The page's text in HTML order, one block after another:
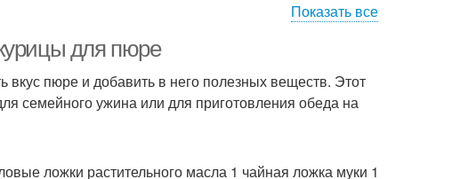
Показать все
для пюре
вкус пюре и добавить в него полезных веществ. Этот
семейного ужина или для приготовления обеда на
ложки растительного масла 1 чайная ложка муки 1